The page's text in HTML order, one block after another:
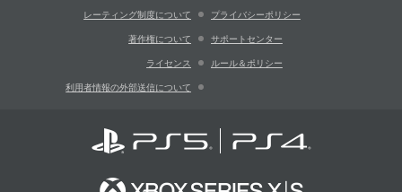
レーティング制度について プライバシーポリシー
著作権について サポートセンター
ライセンス ルール＆ポリシー
利用者情報の外部送信について